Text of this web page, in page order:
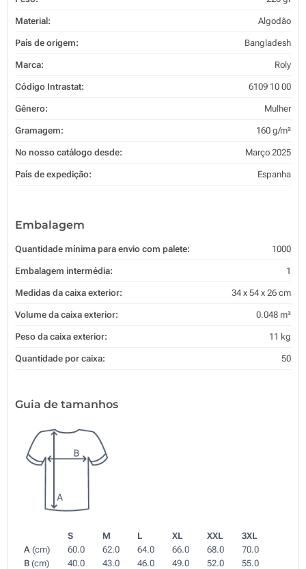
Material: Algodão
País de origem: Bangladesh
Marca: Roly
Código Intrastat: 6109 10 00
Gênero: Mulher
Gramagem: 160 g/m²
No nosso catálogo desde: Março 2025
País de expedição: Espanha
Embalagem
Quantidade mínima para envio com palete: 1000
Embalagem intermédia: 1
Medidas da caixa exterior: 34 x 54 x 26 cm
Volume da caixa exterior: 0.048 m³
Peso da caixa exterior: 11 kg
Quantidade por caixa: 50
Guia de tamanhos
S M L XL XXL
3XL
A (cm) 60.0 62.0 64.0 66.0 68.0
70.0
B (cm) 40.0 43.0 46.0 49.0 52.0 55.0